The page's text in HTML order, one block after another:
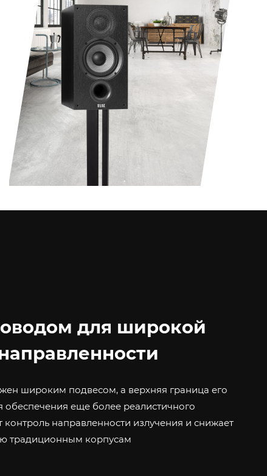
для широкой
широким подвесом, а верхняя граница его
обеспечения еще более реалистичного
направленности излучения и снижает
традиционным корпусам